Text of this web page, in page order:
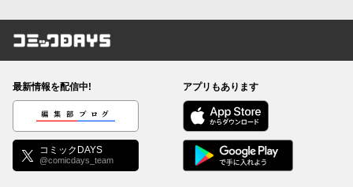
コミックDAYS
最新情報を配信中!
編集部ブログ
コミックDAYS
@comicdays_team
アプリもあります